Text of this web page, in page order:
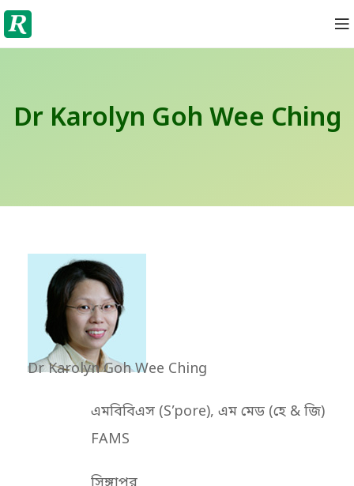
Dr Karolyn Goh Wee Ching
Dr Karolyn Goh Wee Ching
এমবিবিএস (S’pore), এম মেড (হে & জি)
FAMS